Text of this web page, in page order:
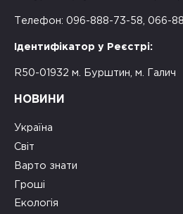
Телефон: 096-888-73-58, 066-
Ідентифікатор у Реєстрі:
R50-01932 м. Бурштин, м. Галич
НОВИНИ
Україна
Світ
Варто знати
Гроші
Екологія